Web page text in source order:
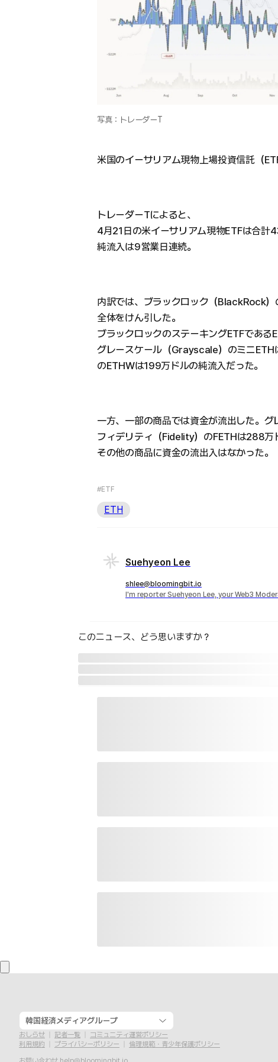
写真：トレーダーT
米国のイーサリアム現物上場投資信託（
トレーダーTによると、
4月21日の米イーサリアム現物ETFは合計
純流入は9営業日連続。
内訳では、ブラックロック（BlackRock
全体をけん引した。
ブラックロックのステーキングETFである
グレースケール（Grayscale）のミニ
のETHWは199万ドルの純流入だった。
一方、一部の商品では資金が流出した。グ
フィデリティ（Fidelity）のFETHは288万
その他の商品に資金の流出入はなかった。
#ETF
ETH
Suehyeon Lee
shlee@bloomingbit.io
I'm reporter Suehyeon Lee, your Web3
このニュース、どう思いますか？
韓国経済メディアグループ
おしらせ 記者一覧
コミュニティ運営ポリシー
利用規約
プライバシーポリシー
倫理規範・青少年保護ポリシー